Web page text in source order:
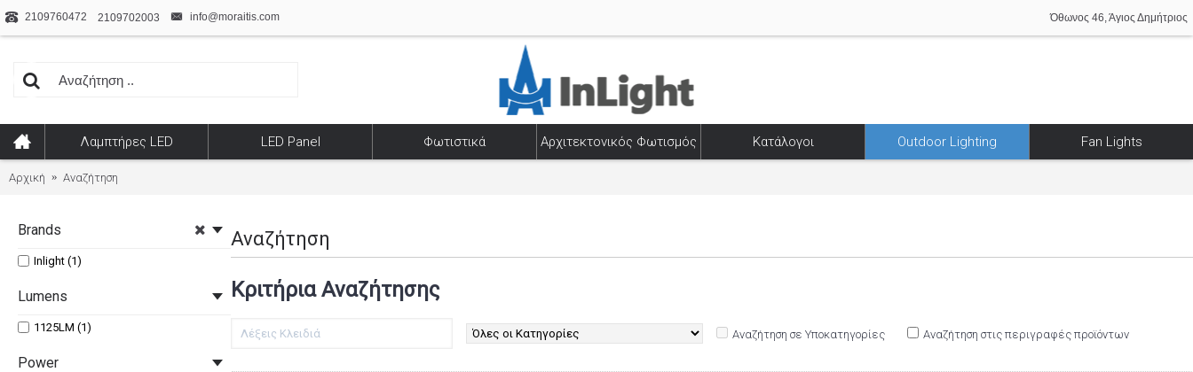
2109760472 2109702003 info@moraitis.com Όθωνος 46, Άγιος Δημήτριος
Λαμπτήρες LED LED Panel Φωτιστικά Αρχιτεκτονικός Φωτισμός Κατάλογοι Outdoor Lighting Fan Lights
Αρχική Αναζήτηση
Brands
Inlight (1)
Lumens
1125LM (1)
Power
Αναζήτηση
Κριτήρια Αναζήτησης
Αναζήτηση σε Υποκατηγορίες Αναζήτηση στις περιγραφές προϊόντων